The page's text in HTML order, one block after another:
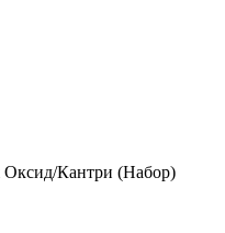
Оксид/Кантри (Набор)